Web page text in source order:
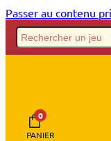
Passer au contenu
0
PANIER